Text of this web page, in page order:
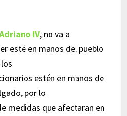
Adriano IV, no va a
esté en manos del pueblo
estén en manos de
por lo
medidas que afectaran en